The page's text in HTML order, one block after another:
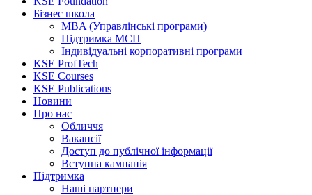
Бізнес школа
MBA (Управлінські програми)
Підтримка МСП
Індивідуальні корпоративні програми
KSE ProfTech
KSE Courses
KSE Publications
Новини
Про нас
Обличчя
Вакансії
Доступ до публічної інформації
Вступна кампанія
Підтримка
Наші партнери